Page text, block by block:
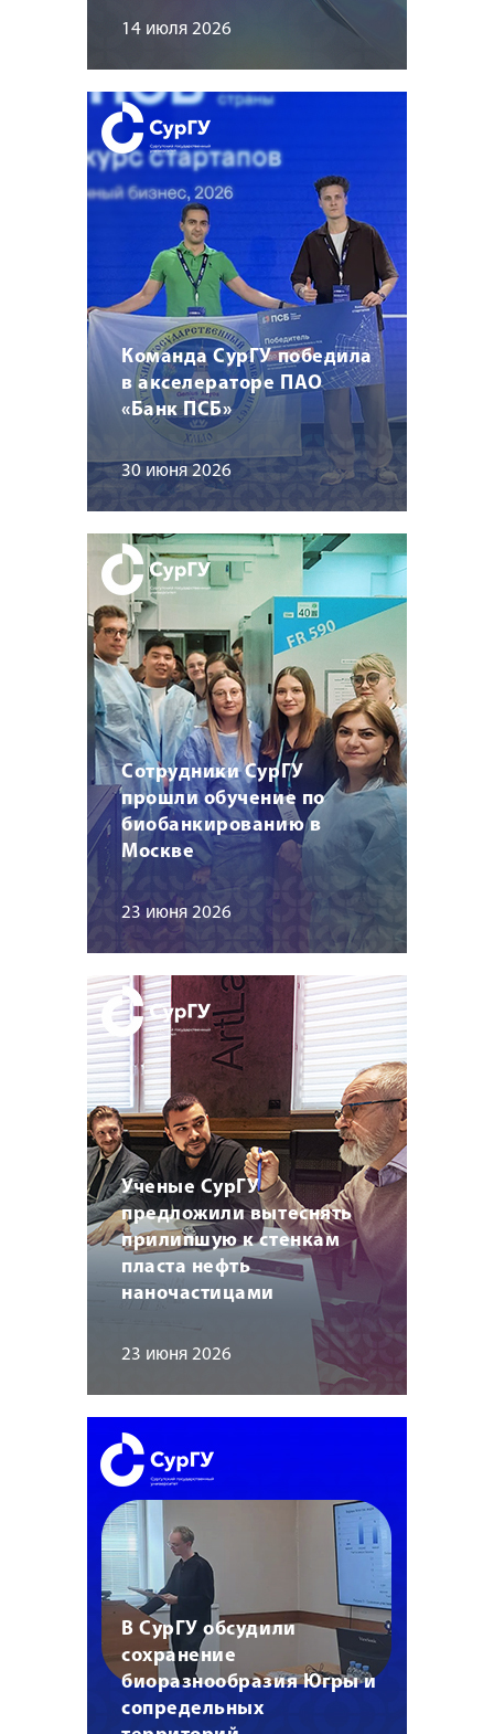
14 июля 2026
Команда СурГУ победила
в акселераторе ПАО
«Банк ПСБ»
30 июня 2026
Сотрудники СурГУ
прошли обучение по
биобанкированию в
Москве
23 июня 2026
Ученые СурГУ
предложили вытеснять
прилипшую к стенкам
пласта нефть
наночастицами
23 июня 2026
В СурГУ обсудили
сохранение
биоразнообразия Югры и
сопредельных